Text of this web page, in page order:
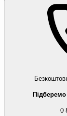
Підберемо
0